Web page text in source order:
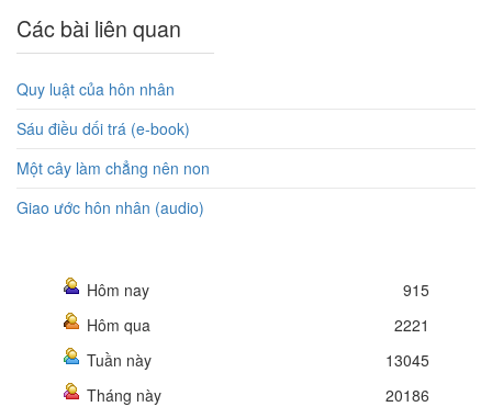
Các bài liên quan
Quy luật của hôn nhân
Sáu điều dối trá (e-book)
Một cây làm chẳng nên non
Giao ước hôn nhân (audio)
Hôm nay
915
Hôm qua
2221
Tuần này
13045
Tháng này
20186